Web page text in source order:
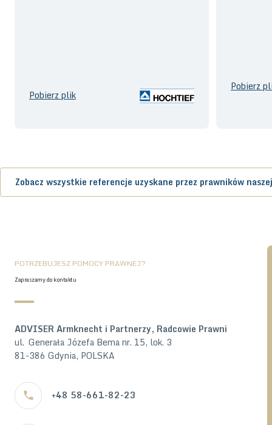
Pobierz plik
Pobierz
Zobacz wszystkie referencje uzyskane przez prawników
POTRZEBUJESZ POMOCY PRAWNEJ?
Zapraszamy do kontaktu
ADVISER Armknecht i Partnerzy, Radcowie Prawni
ul. Generała Józefa Bema nr. 15, lok. 3
81-386 Gdynia, POLSKA
+48 58-661-82-23